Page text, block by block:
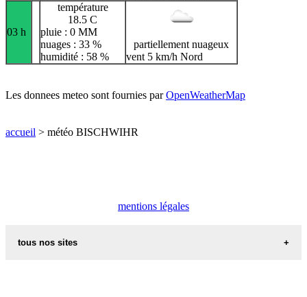
03 h
température
18.5 C
pluie : 0 MM
nuages : 33 %
humidité : 58 %
partiellement nuageux
vent 5 km/h Nord
Les donnees meteo sont fournies parOpenWeatherMap
accueil > météo BISCHWIHR
mentions légales
tous nos sites